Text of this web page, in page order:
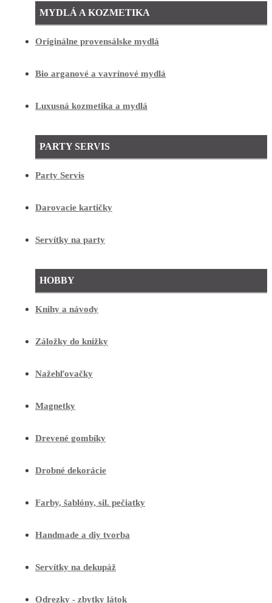
MYDLÁ A KOZMETIKA
Originálne provensálske mydlá
Bio arganové a vavrínové mydlá
Luxusná kozmetika a mydlá
PARTY SERVIS
Party Servis
Darovacie kartičky
Servítky na party
HOBBY
Knihy a návody
Záložky do knižky
Nažehľovačky
Magnetky
Drevené gombíky
Drobné dekorácie
Farby, šablóny, sil. pečiatky
Handmade a diy tvorba
Servítky na dekupáž
Odrezky - zbytky látok